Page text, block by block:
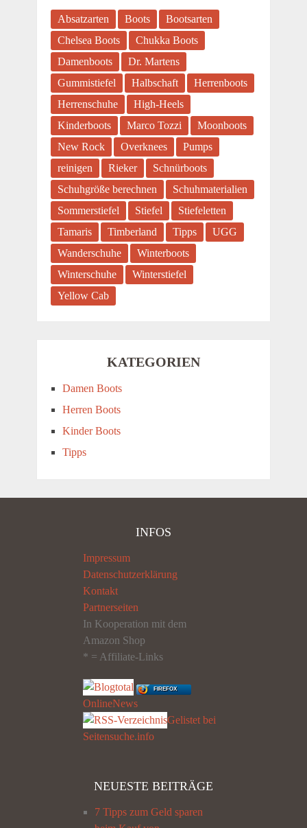
Absatzarten Boots
Bootsarten
Chelsea Boots
Chukka Boots
Damenboots
Dr. Martens
Gummistiefel
Halbschaft
Herrenboots
Herrenschuhe
High-Heels
Kinderboots
Marco Tozzi
Moonboots
New Rock
Overknees
Pumps
reinigen
Rieker
Schnürboots
Schuhgröße berechnen
Schuhmaterialien
Sommerstiefel
Stiefel
Stiefeletten
Tamaris
Timberland Tipps
UGG
Wanderschuhe
Winterboots
Winterschuhe
Winterstiefel
Yellow Cab
KATEGORIEN
Damen Boots
Herren Boots
Kinder Boots
Tipps
INFOS
Impressum
Datenschutzerklärung
Kontakt
Partnerseiten
In Kooperation mit dem
Amazon Shop
* = Affiliate-Links
FIREFOX
OnlineNews
Gelistet bei
Seitensuche.info
NEUESTE BEITRÄGE
7 Tipps zum Geld sparen